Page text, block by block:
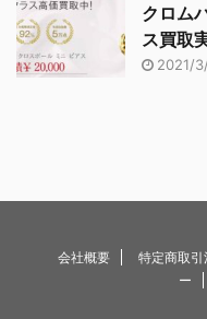
クロム
ス買取
2021/
会社概要 特定商取
ー